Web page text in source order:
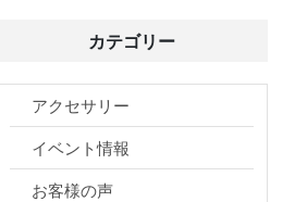
カテゴリー
アクセサリー
イベント情報
お客様の声